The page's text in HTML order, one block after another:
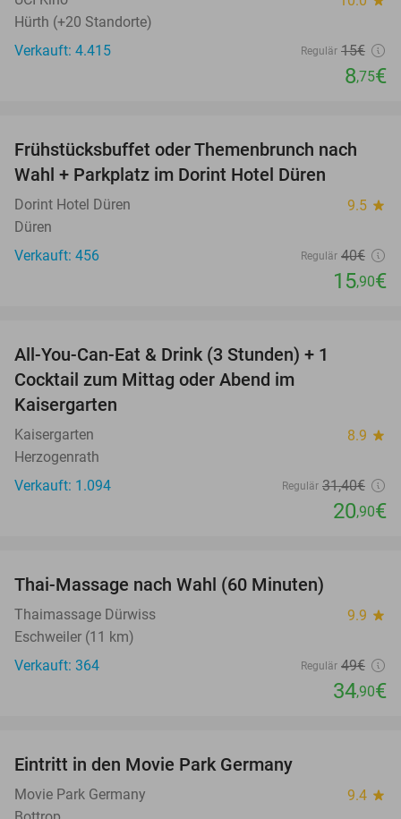
Hürth (+20 Standorte)
Verkauft: 4.415
Regulär 15€
8,75€
60%
Frühstücksbuffet oder Themenbrunch nach
Wahl + Parkplatz im Dorint Hotel Düren
Dorint Hotel Düren 9.5 star
Düren
Verkauft: 456
Regulär 40€
15,90€
All-You-Can-Eat & Drink (3 Stunden) + 1
Cocktail zum Mittag oder Abend im
Kaisergarten
Kaisergarten 8.9 star
Herzogenrath
Verkauft: 1.094
Regulär 31,40€
20,90€
Thai-Massage nach Wahl (60 Minuten)
Thaimassage Dürwiss 9.9 star
Eschweiler (11 km)
Verkauft: 364
Regulär 49€
34,90€
Eintritt in den Movie Park Germany
Movie Park Germany 9.4 star